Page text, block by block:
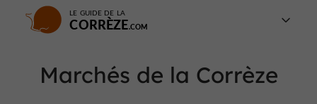
LE GUIDE DE LA
CORRÈZE
Marchés de la Corrèze